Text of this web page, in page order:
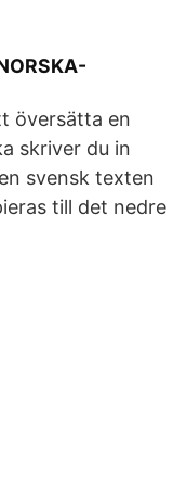
översätta en
skriver du in
svensk texten
till det nedre